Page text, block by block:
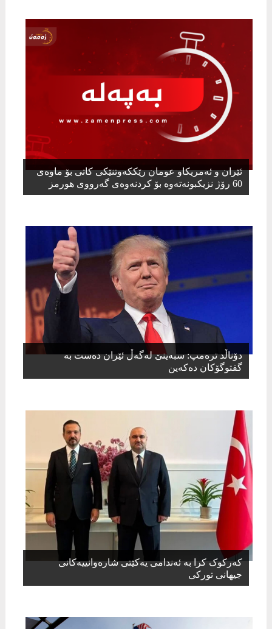
ئێران و ئەمریكاو عومان رێككەوتنێكی كاتی بۆ ماوەی
60 رۆژ نزیكبونەتەوە بۆ كردنەوەی گەرووی هورمز
دۆناڵد ترەمپ: سبەینێ لەگەڵ ئێران دەست بە
گفتوگۆکان دەکەین
کەرکوک کرا بە ئەندامی یەکێتی شارەوانییەکانی
جیهانی تورکی